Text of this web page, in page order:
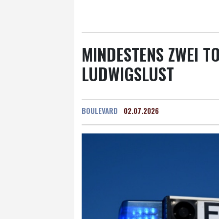
MINDESTENS ZWEI
LUDWIGSLUST
BOULEVARD 02.07.2026